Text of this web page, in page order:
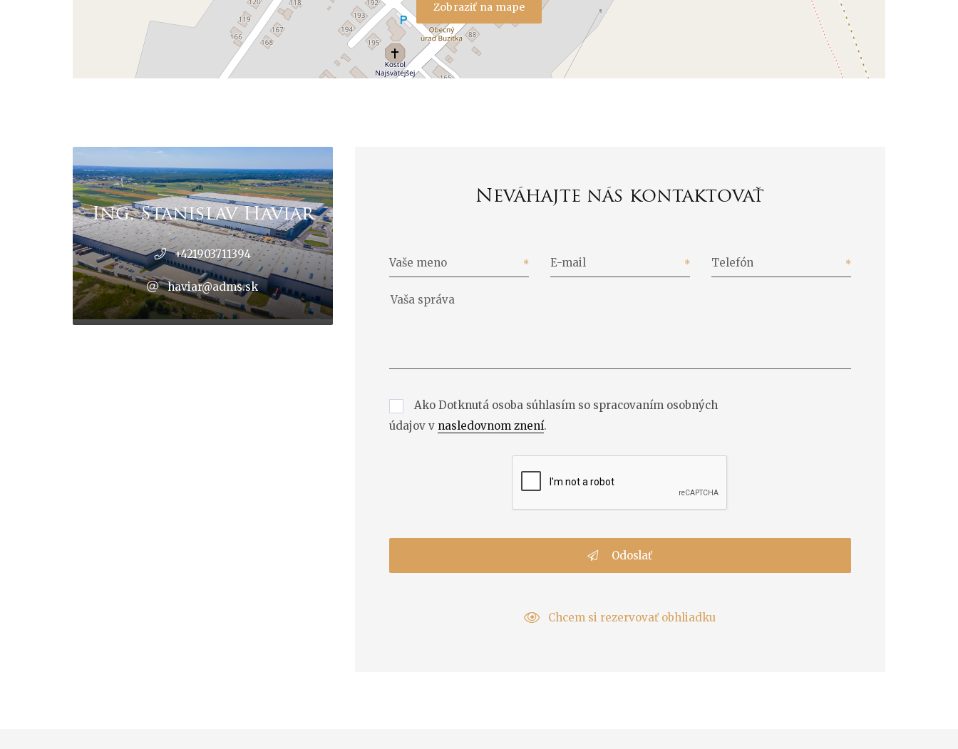
Zobraziť na mape
Ing. Stanislav Haviar
+421903711394
haviar@adms.sk
Neváhajte nás kontaktovať
Vaše meno E-mail Telefón
Ako Dotknutá osoba súhlasím so spracovaním osobných
údajov v nasledovnom znení.
Odoslať
Chcem si rezervovať obhliadku